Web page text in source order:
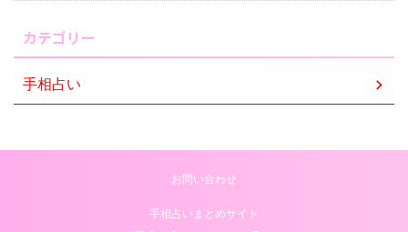
カテゴリー
手相占い
お問い合わせ
手相占いまとめサイト